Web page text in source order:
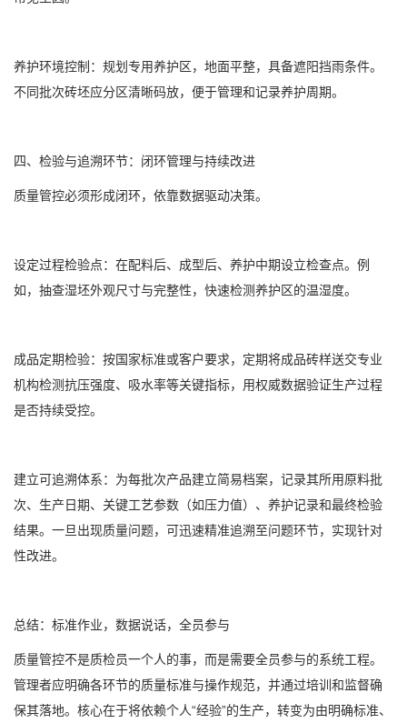
养护环境控制：规划专用养护区，地面平整，具备遮阳挡雨条件。
不同批次砖坯应分区清晰码放，便于管理和记录养护周期。
四、检验与追溯环节：闭环管理与持续改进
质量管控必须形成闭环，依靠数据驱动决策。
设定过程检验点：在配料后、成型后、养护中期设立检查点。例
如，抽查湿坯外观尺寸与完整性，快速检测养护区的温湿度。
成品定期检验：按国家标准或客户要求，定期将成品砖样送交专业
机构检测抗压强度、吸水率等关键指标，用权威数据验证生产过程
是否持续受控。
建立可追溯体系：为每批次产品建立简易档案，记录其所用原料批
次、生产日期、关键工艺参数（如压力值）、养护记录和最终检验
结果。一旦出现质量问题，可迅速精准追溯至问题环节，实现针对
性改进。
总结：标准作业，数据说话，全员参与
质量管控不是质检员一个人的事，而是需要全员参与的系统工程。
管理者应明确各环节的质量标准与操作规范，并通过培训和监督确
保其落地。核心在于将依赖个人“经验”的生产，转变为由明确标准、